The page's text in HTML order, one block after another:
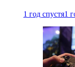
1 год спустя1